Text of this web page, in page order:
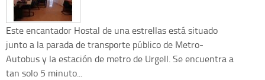
Este encantador Hostal de una estrellas está situado
junto a la parada de transporte público de Metro-
Autobus y la estación de metro de Urgell. Se encuentra a
tan solo 5 minuto...